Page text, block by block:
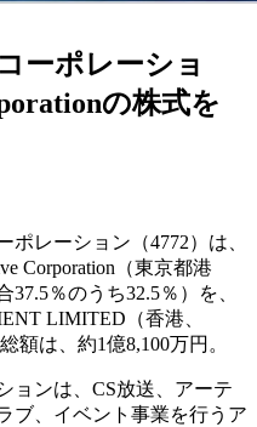
ーポレーショ
の株式を
レーション（4772）は、
Corporation（東京都港
％のうち32.5％）を、
LIMITED（香港、
額は、約1億8,100万円。
ョンは、CS放送、アーテ
ブ、イベント事業を行うア